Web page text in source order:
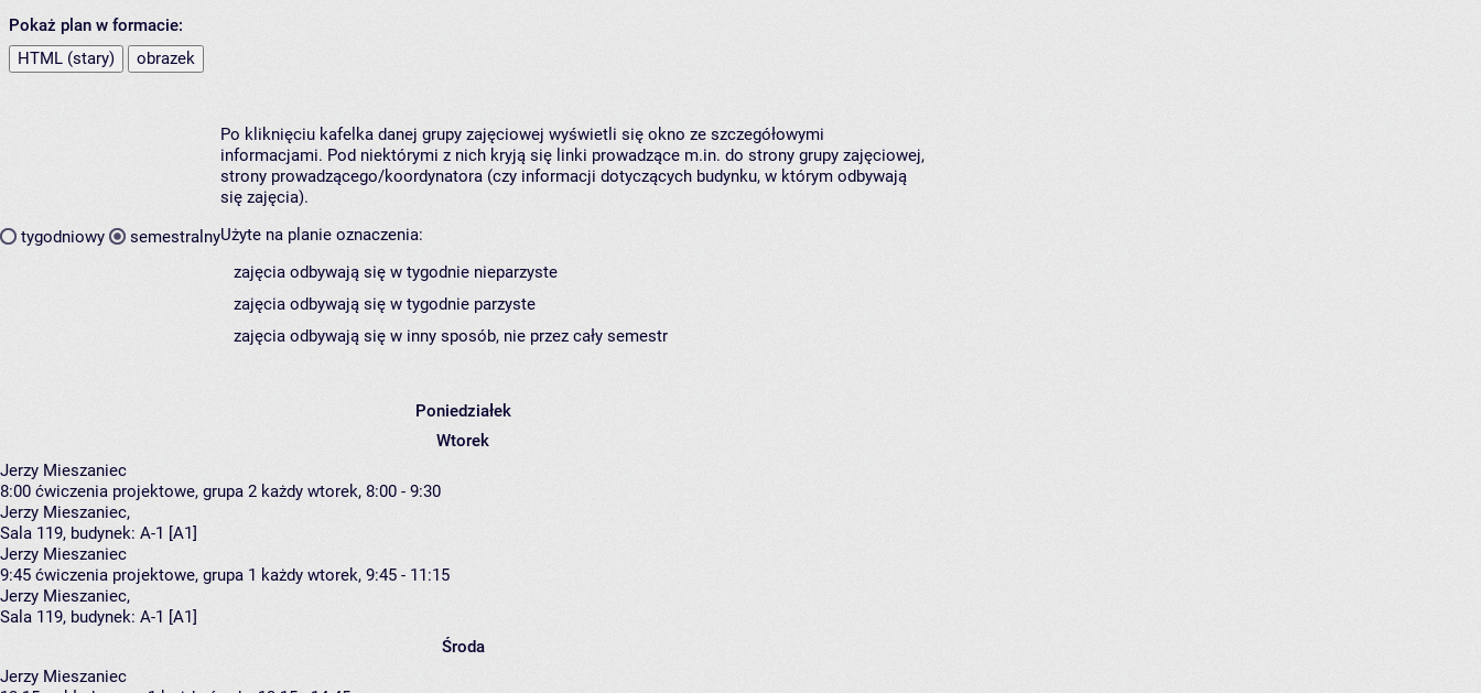
Pokaż plan w formacie:
HTML (stary)
obrazek
tygodniowy semestralny
Po kliknięciu kafelka danej grupy zajęciowej wyświetli się okno ze szczegółowymi
informacjami. Pod niektórymi z nich kryją się linki prowadzące m.in. do strony grupy zajęciowej,
strony prowadzącego/koordynatora (czy informacji dotyczących budynku, w którym odbywają
się zajęcia).
Użyte na planie oznaczenia:
zajęcia odbywają się w tygodnie nieparzyste
zajęcia odbywają się w tygodnie parzyste
zajęcia odbywają się w inny sposób, nie przez cały semestr
Poniedziałek
Wtorek
Jerzy Mieszaniec
8:00 ćwiczenia projektowe, grupa 2 każdy wtorek, 8:00 - 9:30
Jerzy Mieszaniec,
Sala 119, budynek: A-1 [A1]
Jerzy Mieszaniec
9:45 ćwiczenia projektowe, grupa 1 każdy wtorek, 9:45 - 11:15
Jerzy Mieszaniec,
Sala 119, budynek: A-1 [A1]
Środa
Jerzy Mieszaniec